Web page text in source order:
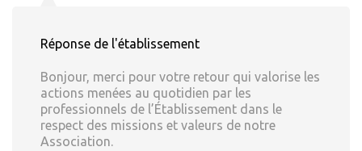
Réponse de l'établissement
Bonjour, merci pour votre retour qui valorise les
actions menées au quotidien par les
professionnels de l’Établissement dans le
respect des missions et valeurs de notre
Association.